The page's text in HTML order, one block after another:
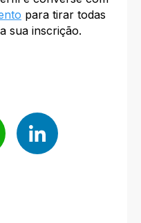
para tirar todas
sua inscrição.